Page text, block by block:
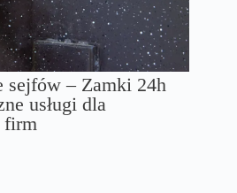
sejfów – Zamki 24h
usługi dla
firm